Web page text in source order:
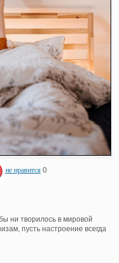
не нравится 0
ни творилось в мировой
пусть настроение всегда